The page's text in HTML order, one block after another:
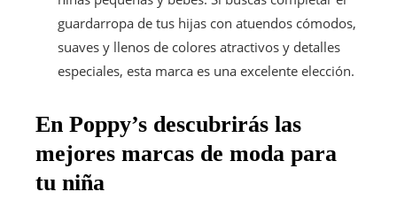
guardarropa de tus hijas con atuendos cómodos,
suaves y llenos de colores atractivos y detalles
especiales, esta marca es una excelente elección.
En Poppy’s descubrirás las
mejores marcas de moda para
tu niña